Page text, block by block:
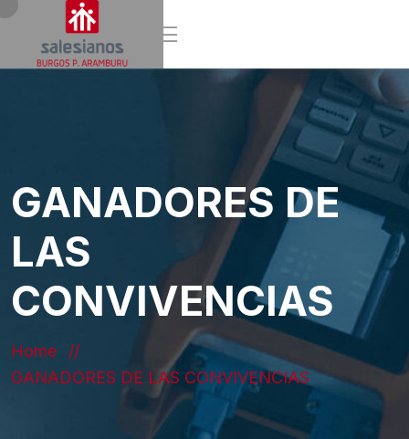
GANADORES DE
LAS
CONVIVENCIAS
Home
GANADORES DE LAS CONVIVENCIAS